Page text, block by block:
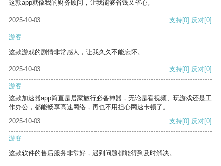
这款app就像我的财务顾问，让我能够省钱又省心。
2025-10-03 支持[0] 反对[0]
游客
这款游戏的剧情非常感人，让我久久不能忘怀。
2025-10-03 支持[0] 反对[0]
游客
这款加速器app简直是居家旅行必备神器，无论是看视频、玩游戏还是工
作办公，都能畅享高速网络，再也不用担心网速卡顿了。
2025-10-03
支持[0] 反对[0]
游客
这款软件的售后服务非常好，遇到问题都能得到及时解决。